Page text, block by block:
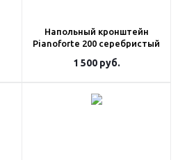
Напольный кронштейн
Pianoforte 200 серебристый
1 500руб.